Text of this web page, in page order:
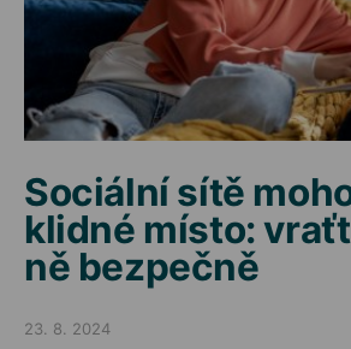
Sociální sítě
klidné místo:
ně bezpečně
Posted on
23. 8. 2024